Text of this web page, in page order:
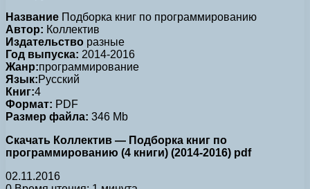
Название Подборка книг по программированию
Автор: Коллектив
Издательство разные
Год выпуска: 2014-2016
Жанр:программирование
Язык:Русский
Книг:4
Формат: PDF
Размер файла: 346 Mb
Скачать Коллектив — Подборка книг по
программированию (4 книги) (2014-2016) pdf
02.11.2016